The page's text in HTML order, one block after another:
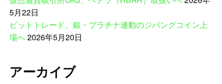
5月22日
ビットトレード、銀・プラチナ連動のジパングコイン上
場へ2026年5月20日
アーカイブ